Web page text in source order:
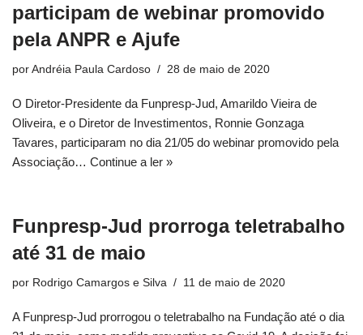
participam de webinar promovido
pela ANPR e Ajufe
por Andréia Paula Cardoso 28 de maio de 2020
O Diretor-Presidente da Funpresp-Jud, Amarildo Vieira de
Oliveira, e o Diretor de Investimentos, Ronnie Gonzaga
Tavares, participaram no dia 21/05 do webinar promovido pela
Associação… Continue a ler »
Funpresp-Jud prorroga teletrabalho
até 31 de maio
por Rodrigo Camargos e Silva 11 de maio de 2020
A Funpresp-Jud prorrogou o teletrabalho na Fundação até o dia